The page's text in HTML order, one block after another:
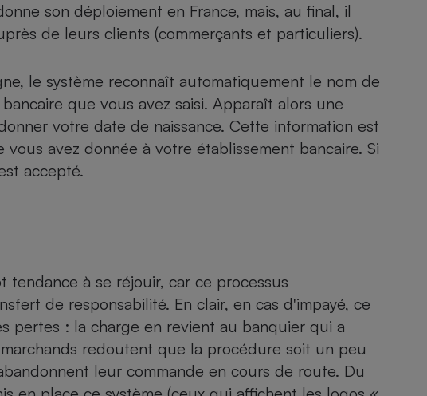
son déploiement en France, mais, au final, il
de leurs clients (commerçants et particuliers).
le système reconnaît automatiquement le nom de
que vous avez saisi. Apparaît alors une
votre date de naissance. Cette information est
avez donnée à votre établissement bancaire. Si
accepté.
à se réjouir, car ce processus
de responsabilité. En clair, en cas d'impayé, ce
pertes : la charge en revient au banquier qui a
redoutent que la procédure soit un peu
leur commande en cours de route. Du
Foie gras
emprunteur Assurance vie
linge Lave-vaisselle
électrique Électricité - Gaz
Aide auditive